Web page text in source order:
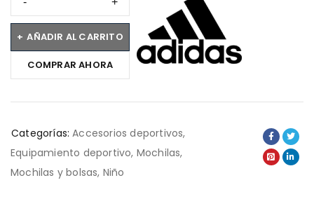
AÑADIR AL CARRITO
COMPRAR AHORA
Categorías: Accesorios deportivos,
Equipamiento deportivo, Mochilas,
Mochilas y bolsas, Niño